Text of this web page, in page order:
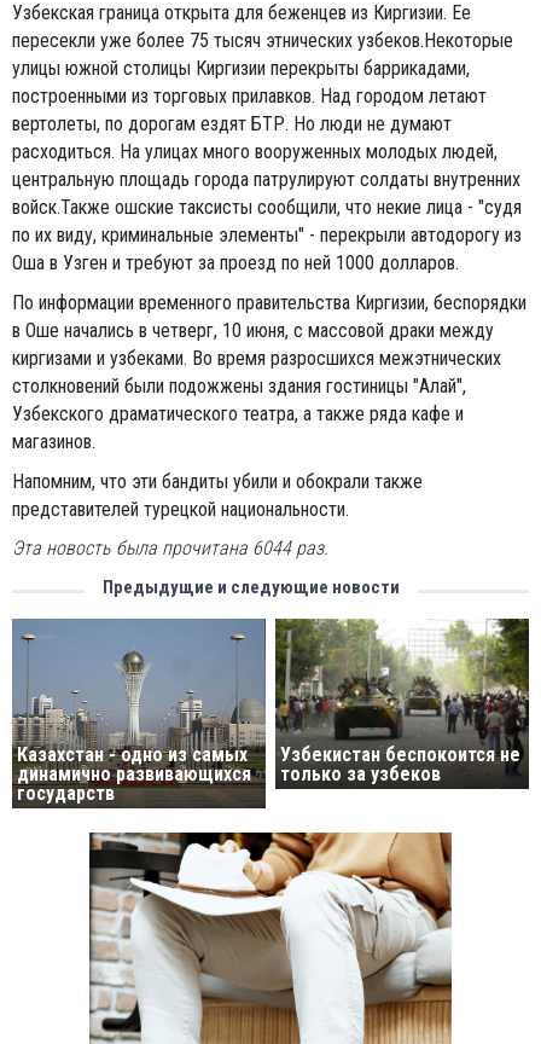
Узбекская граница открыта для беженцев из Киргизии. Ее
пересекли уже более 75 тысяч этнических узбеков.Некоторые
улицы южной столицы Киргизии перекрыты баррикадами,
построенными из торговых прилавков. Над городом летают
вертолеты, по дорогам ездят БТР. Но люди не думают
расходиться. На улицах много вооруженных молодых людей,
центральную площадь города патрулируют солдаты внутренних
войск.Также ошские таксисты сообщили, что некие лица - "судя
по их виду, криминальные элементы" - перекрыли автодорогу из
Оша в Узген и требуют за проезд по ней 1000 долларов.
По информации временного правительства Киргизии, беспорядки
в Оше начались в четверг, 10 июня, с массовой драки между
киргизами и узбеками. Во время разросшихся межэтнических
столкновений были подожжены здания гостиницы "Алай",
Узбекского драматического театра, а также ряда кафе и
магазинов.
Напомним, что эти бандиты убили и обокрали также
представителей турецкой национальности.
Эта новость была прочитана 6044 раз.
Предыдущие и следующие новости
Казахстан - одно из самых
динамично развивающихся
государств
Узбекистан беспокоится не
только за узбеков